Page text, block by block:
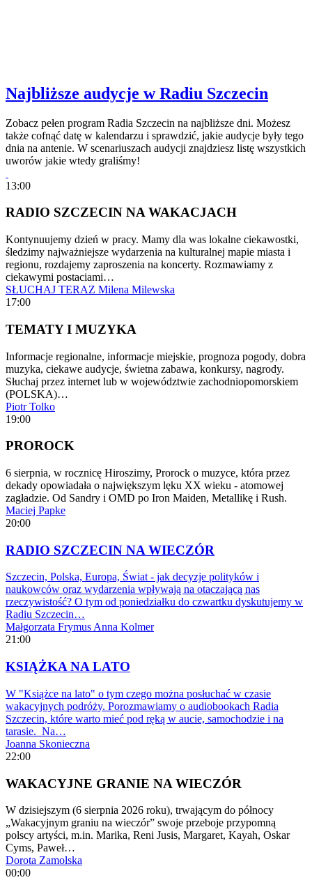
Najbliższe audycje w Radiu Szczecin
Zobacz pełen program Radia Szczecin na najbliższe dni. Możesz
także cofnąć datę w kalendarzu i sprawdzić, jakie audycje były tego
dnia na antenie. W scenariuszach audycji znajdziesz listę wszystkich
uworów jakie wtedy graliśmy!
13:00
RADIO SZCZECIN NA WAKACJACH
Kontynuujemy dzień w pracy. Mamy dla was lokalne ciekawostki,
śledzimy najważniejsze wydarzenia na kulturalnej mapie miasta i
regionu, rozdajemy zaproszenia na koncerty. Rozmawiamy z
ciekawymi postaciami…
SŁUCHAJ TERAZ Milena Milewska
17:00
TEMATY I MUZYKA
Informacje regionalne, informacje miejskie, prognoza pogody, dobra
muzyka, ciekawe audycje, świetna zabawa, konkursy, nagrody.
Słuchaj przez internet lub w województwie zachodniopomorskiem
(POLSKA)…
Piotr Tolko
19:00
PROROCK
6 sierpnia, w rocznicę Hiroszimy, Prorock o muzyce, która przez
dekady opowiadała o największym lęku XX wieku - atomowej
zagładzie. Od Sandry i OMD po Iron Maiden, Metallikę i Rush.
Maciej Papke
20:00
RADIO SZCZECIN NA WIECZÓR
Szczecin, Polska, Europa, Świat - jak decyzje polityków i
naukowców oraz wydarzenia wpływają na otaczającą nas
rzeczywistość? O tym od poniedziałku do czwartku dyskutujemy w
Radiu Szczecin…
Małgorzata FrymusAnna Kolmer
21:00
KSIĄŻKA NA LATO
W "Książce na lato" o tym czego można posłuchać w czasie
wakacyjnych podróży. Porozmawiamy o audiobookach Radia
Szczecin, które warto mieć pod ręką w aucie, samochodzie i na
tarasie. Na…
Joanna Skonieczna
22:00
WAKACYJNE GRANIE NA WIECZÓR
W dzisiejszym (6 sierpnia 2026 roku), trwającym do północy
„Wakacyjnym graniu na wieczór” swoje przeboje przypomną
polscy artyści, m.in. Marika, Reni Jusis, Margaret, Kayah, Oskar
Cyms, Paweł…
Dorota Zamolska
00:00